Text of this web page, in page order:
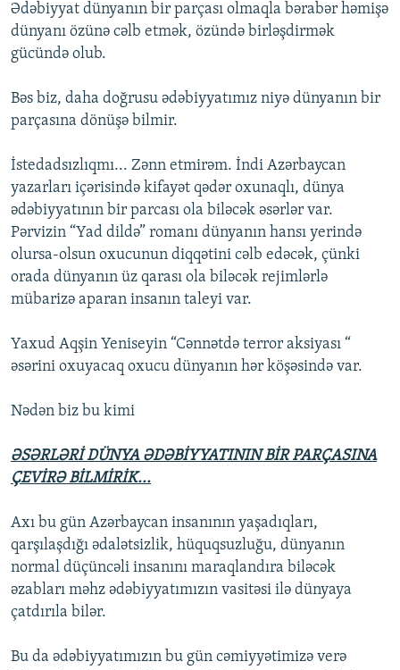
Ədəbiyyat dünyanın bir parçası olmaqla bərabər həmişə
dünyanı özünə cəlb etmək, özündə birləşdirmək
gücündə olub.
Bəs biz, daha doğrusu ədəbiyyatımız niyə dünyanın bir
parçasına dönüşə bilmir.
İstedadsızlıqmı... Zənn etmirəm. İndi Azərbaycan
yazarları içərisində kifayət qədər oxunaqlı, dünya
ədəbiyyatının bir parcası ola biləcək əsərlər var.
Pərvizin “Yad dildə” romanı dünyanın hansı yerində
olursa-olsun oxucunun diqqətini cəlb edəcək, çünki
orada dünyanın üz qarası ola biləcək rejimlərlə
mübarizə aparan insanın taleyi var.
Yaxud Aqşin Yeniseyin “Cənnətdə terror aksiyası “
əsərini oxuyacaq oxucu dünyanın hər köşəsində var.
Nədən biz bu kimi
ƏSƏRLƏRİ DÜNYA ƏDƏBİYYATININ BİR PARÇASINA
ÇEVİRƏ BİLMİRİK...
Axı bu gün Azərbaycan insanının yaşadıqları,
qarşılaşdığı ədalətsizlik, hüquqsuzluğu, dünyanın
normal düçüncəli insanını maraqlandıra biləcək
əzabları məhz ədəbiyyatımızın vasitəsi ilə dünyaya
çatdırıla bilər.
Bu da ədəbiyyatımızın bu gün cəmiyyətimizə verə